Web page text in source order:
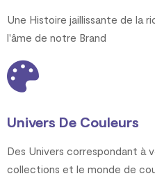
Une Histoire jaillissante de la
l'âme de notre Brand
Univers De Couleurs
Des Univers correspondant à
collections et le monde de